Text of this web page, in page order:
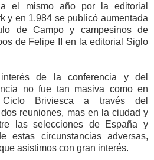
el mismo año por la editorial
y en 1.984 se publicó aumentada
de Campo y campesinos de
de Felipe II en la editorial Siglo
de la conferencia y del
no fue tan masiva como en
Briviesca a través del
reuniones, mas en la ciudad y
las selecciones de España y
estas circunstancias adversas,
asistimos con gran interés.